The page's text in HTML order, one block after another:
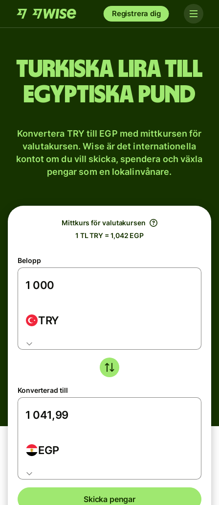
Registrera dig
Turkiska lira till
egyptiska pund
Konvertera TRY till EGP med mittkursen för
valutakursen. Wise är det internationella
kontot om du vill skicka, spendera och växla
pengar som en lokalinvånare.
Mittkurs för valutakursen
1 TL TRY = 1,042 EGP
Belopp
TRY
Konverterad till
EGP
Skicka pengar